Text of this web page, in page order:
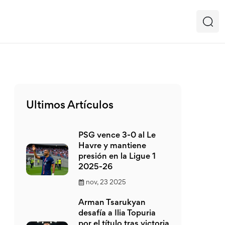
Ultimos Artículos
PSG vence 3-0 al Le
Havre y mantiene
presión en la Ligue 1
2025-26
nov, 23 2025
Arman Tsarukyan
desafía a Ilia Topuria